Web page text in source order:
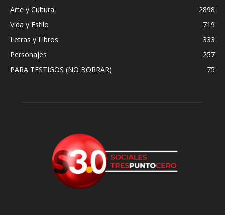
Arte y Cultura
2898
Vida y Estilo
719
Letras y Libros
333
Personajes
257
PARA TESTIGOS (NO BORRAR)
75